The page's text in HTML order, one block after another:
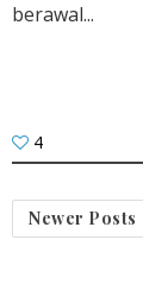
berawal...
4
Newer Posts